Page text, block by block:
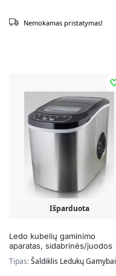
Nemokamas pristatymas!
Išparduota
Ledo kubelių gaminimo
aparatas, sidabrinės/juodos
spalvos
Tipas:Šaldiklis Ledukų Gamybai